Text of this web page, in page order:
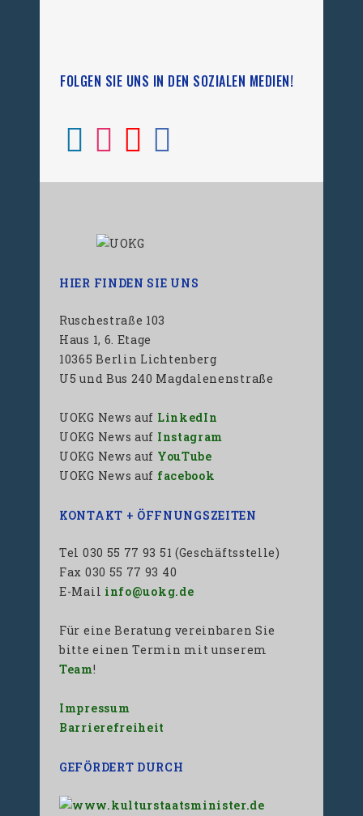
FOLGEN SIE UNS IN DEN SOZIALEN MEDIEN!
HIER FINDEN SIE UNS
Ruschestraße 103
Haus 1, 6. Etage
10365 Berlin Lichtenberg
U5 und Bus 240 Magdalenenstraße
UOKG News auf LinkedIn
UOKG News auf Instagram
UOKG News auf YouTube
UOKG News auf facebook
KONTAKT + ÖFFNUNGSZEITEN
Tel 030 55 77 93 51 (Geschäftsstelle)
Fax 030 55 77 93 40
E-Mail info@uokg.de
Für eine Beratung vereinbaren Sie
bitte einen Termin mit unserem
Team!
Impressum
Barrierefreiheit
GEFÖRDERT DURCH